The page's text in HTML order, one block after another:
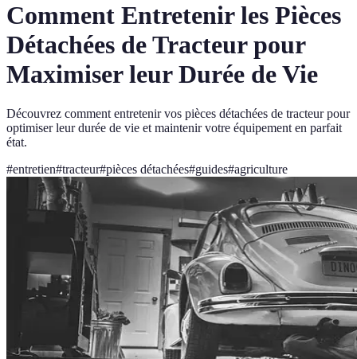
Comment Entretenir les Pièces
Détachées de Tracteur pour
Maximiser leur Durée de Vie
Découvrez comment entretenir vos pièces détachées de tracteur pour
optimiser leur durée de vie et maintenir votre équipement en parfait
état.
#entretien#tracteur#pièces détachées#guides#agriculture